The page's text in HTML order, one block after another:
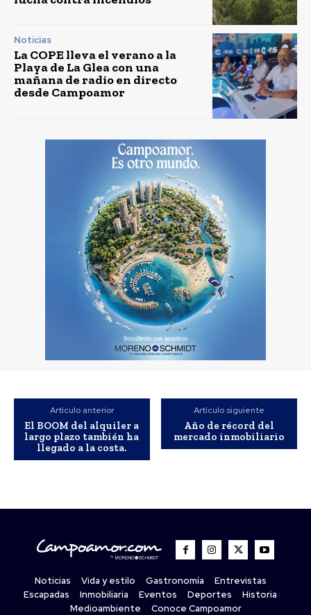
Noticias
La COPE lleva el verano a la
Playa de La Glea con una
mañana de radio en directo
desde Campoamor
Artículo anterior
El BOOM del alquiler a
largo plazo también ha
llegado a la costa.
Artículo siguiente
Año de récord del
mercado inmobiliario
Noticias Vida y estilo Gastronomía
Entrevistas
Escapadas
Inmobiliaria Eventos Deportes
Historia
Medioambiente
Conoce Campoamor